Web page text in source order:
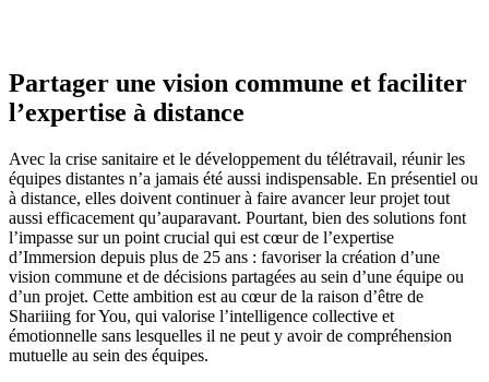
Partager une vision commune et faciliter
l’expertise à distance
Avec la crise sanitaire et le développement du télétravail, réunir les
équipes distantes n’a jamais été aussi indispensable. En présentiel ou
à distance, elles doivent continuer à faire avancer leur projet tout
aussi efficacement qu’auparavant. Pourtant, bien des solutions font
l’impasse sur un point crucial qui est cœur de l’expertise
d’Immersion depuis plus de 25 ans : favoriser la création d’une
vision commune et de décisions partagées au sein d’une équipe ou
d’un projet. Cette ambition est au cœur de la raison d’être de
Shariiing for You, qui valorise l’intelligence collective et
émotionnelle sans lesquelles il ne peut y avoir de compréhension
mutuelle au sein des équipes.